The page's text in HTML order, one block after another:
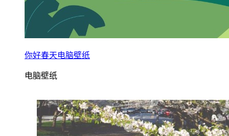
你好春天电脑壁纸
电脑壁纸